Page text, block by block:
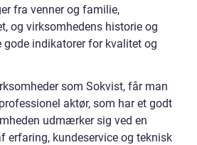
fra venner og familie,
og virksomhedens historie og
indikatorer for kvalitet og
som Sokvist, får man
aktør, som har et godt
udmærker sig ved en
kundeservice og teknisk